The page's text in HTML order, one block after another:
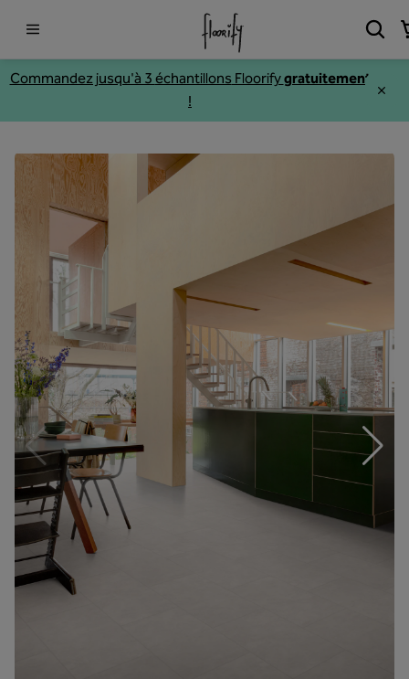
Commandez jusqu'à 3 échantillons Floorifygratuitement
!